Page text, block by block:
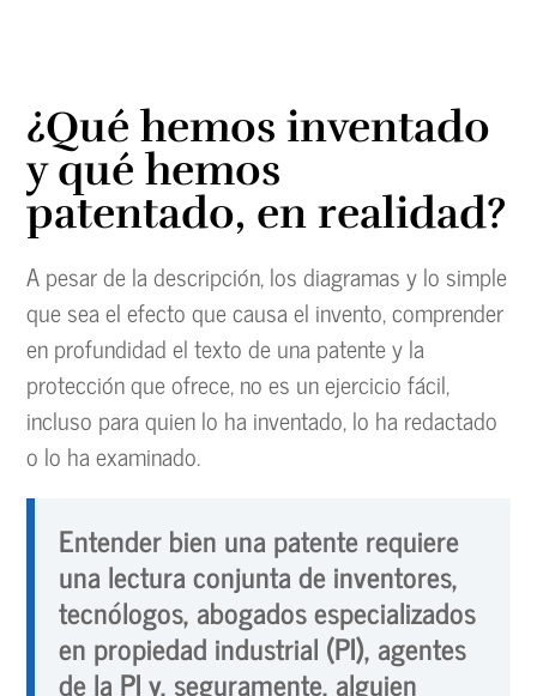
¿Qué hemos inventado
y qué hemos
patentado, en realidad?
A pesar de la descripción, los diagramas y lo simple
que sea el efecto que causa el invento, comprender
en profundidad el texto de una patente y la
protección que ofrece, no es un ejercicio fácil,
incluso para quien lo ha inventado, lo ha redactado
o lo ha examinado.
Entender bien una patente requiere
una lectura conjunta de inventores,
tecnólogos, abogados especializados
en propiedad industrial (PI), agentes
de la PI y, seguramente, alguien